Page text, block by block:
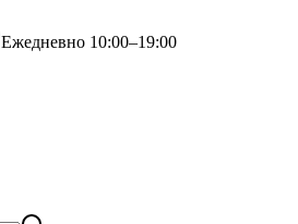
Ежедневно 10:00–19:00